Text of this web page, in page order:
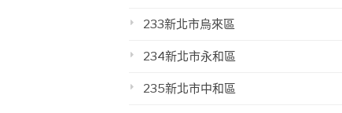
233新北市烏來區
234新北市永和區
235新北市中和區